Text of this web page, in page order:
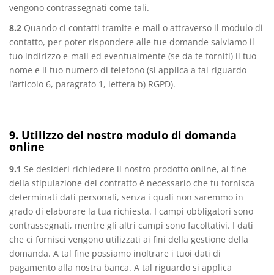
vengono contrassegnati come tali.
8.2 Quando ci contatti tramite e-mail o attraverso il modulo di
contatto, per poter rispondere alle tue domande salviamo il
tuo indirizzo e-mail ed eventualmente (se da te forniti) il tuo
nome e il tuo numero di telefono (si applica a tal riguardo
l’articolo 6, paragrafo 1, lettera b) RGPD).
9. Utilizzo del nostro modulo di domanda
online
9.1 Se desideri richiedere il nostro prodotto online, al fine
della stipulazione del contratto è necessario che tu fornisca
determinati dati personali, senza i quali non saremmo in
grado di elaborare la tua richiesta. I campi obbligatori sono
contrassegnati, mentre gli altri campi sono facoltativi. I dati
che ci fornisci vengono utilizzati ai fini della gestione della
domanda. A tal fine possiamo inoltrare i tuoi dati di
pagamento alla nostra banca. A tal riguardo si applica